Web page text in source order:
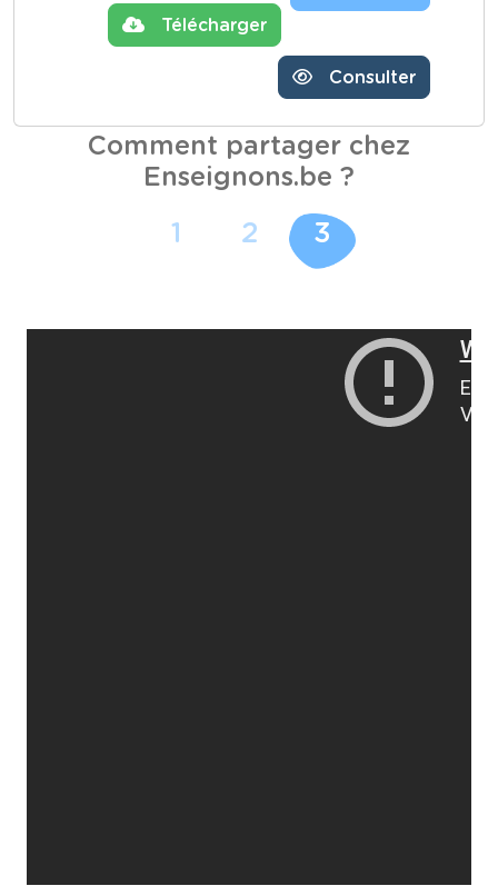
Télécharger
Consulter
Comment partager chez
Enseignons.be ?
1 2 3